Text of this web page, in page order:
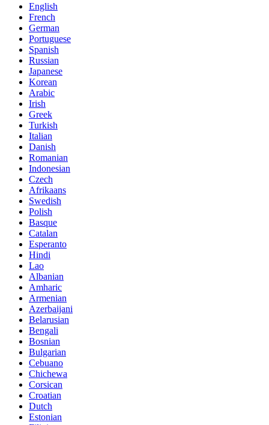
English
French
German
Portuguese
Spanish
Russian
Japanese
Korean
Arabic
Irish
Greek
Turkish
Italian
Danish
Romanian
Indonesian
Czech
Afrikaans
Swedish
Polish
Basque
Catalan
Esperanto
Hindi
Lao
Albanian
Amharic
Armenian
Azerbaijani
Belarusian
Bengali
Bosnian
Bulgarian
Cebuano
Chichewa
Corsican
Croatian
Dutch
Estonian